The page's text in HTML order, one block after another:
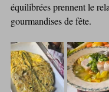
équilibrées prennent le
gourmandises de fête.